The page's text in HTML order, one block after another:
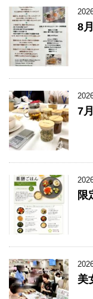
8
7
限
美